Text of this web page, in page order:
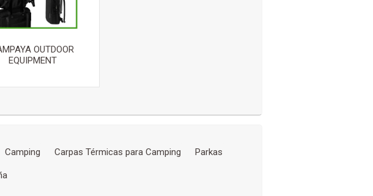
OUTDOOR
EQUIPMENT
Camping Carpas Térmicas para Camping Parkas